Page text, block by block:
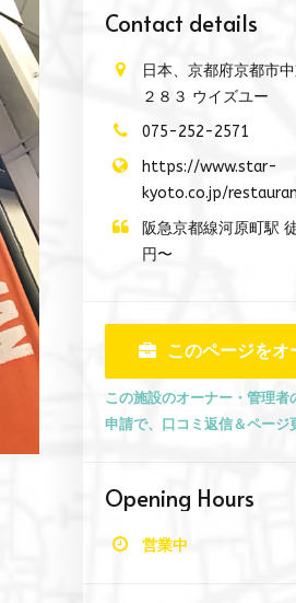
Contact details
日本、京都府京都市
２８３ ウイズユー
075-252-2571
https://www.star-
kyoto.co.jp/
阪急京都線河原町駅
円〜
このページをオ
この施設のオーナー・管理者
申請で、口コミ返信＆ページ
Opening Hours
営業中